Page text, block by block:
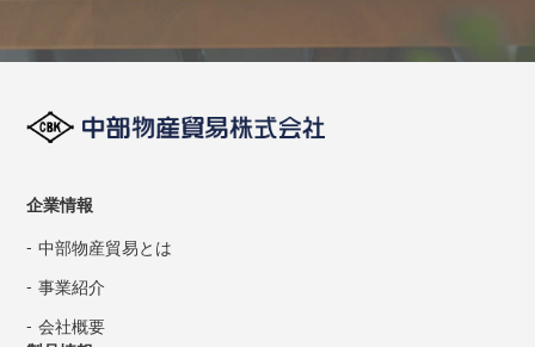
企業情報
中部物産貿易とは
事業紹介
会社概要